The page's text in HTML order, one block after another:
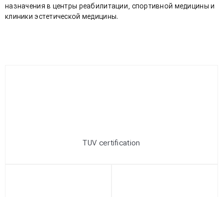
назначения в центры реабилитации, спортивной медицины и
клиники эстетической медицины.
TUV certification